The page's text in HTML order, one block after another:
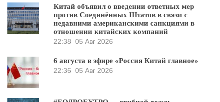
Китай объявил о введении ответных мер
против Соединённых Штатов в связи с
недавними американскими санкциями в
отношении китайских компаний
22:38 05 Авг 2026
6 августа в эфире «Россия Китай главное»
22:36 05 Авг 2026